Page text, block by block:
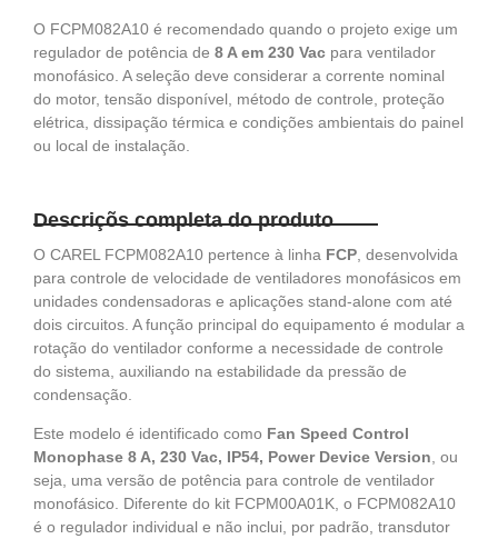
O FCPM082A10 é recomendado quando o projeto exige um
regulador de potência de 8 A em 230 Vac para ventilador
monofásico. A seleção deve considerar a corrente nominal
do motor, tensão disponível, método de controle, proteção
elétrica, dissipação térmica e condições ambientais do painel
ou local de instalação.
Descriçõs completa do produto
O CAREL FCPM082A10 pertence à linha FCP , desenvolvida
para controle de velocidade de ventiladores monofásicos em
unidades condensadoras e aplicações stand-alone com até
dois circuitos. A função principal do equipamento é modular a
rotação do ventilador conforme a necessidade de controle
do sistema, auxiliando na estabilidade da pressão de
condensação.
Este modelo é identificado como Fan Speed Control
Monophase 8 A, 230 Vac, IP54, Power Device Version , ou
seja, uma versão de potência para controle de ventilador
monofásico. Diferente do kit FCPM00A01K, o FCPM082A10
é o regulador individual e não inclui, por padrão, transdutor